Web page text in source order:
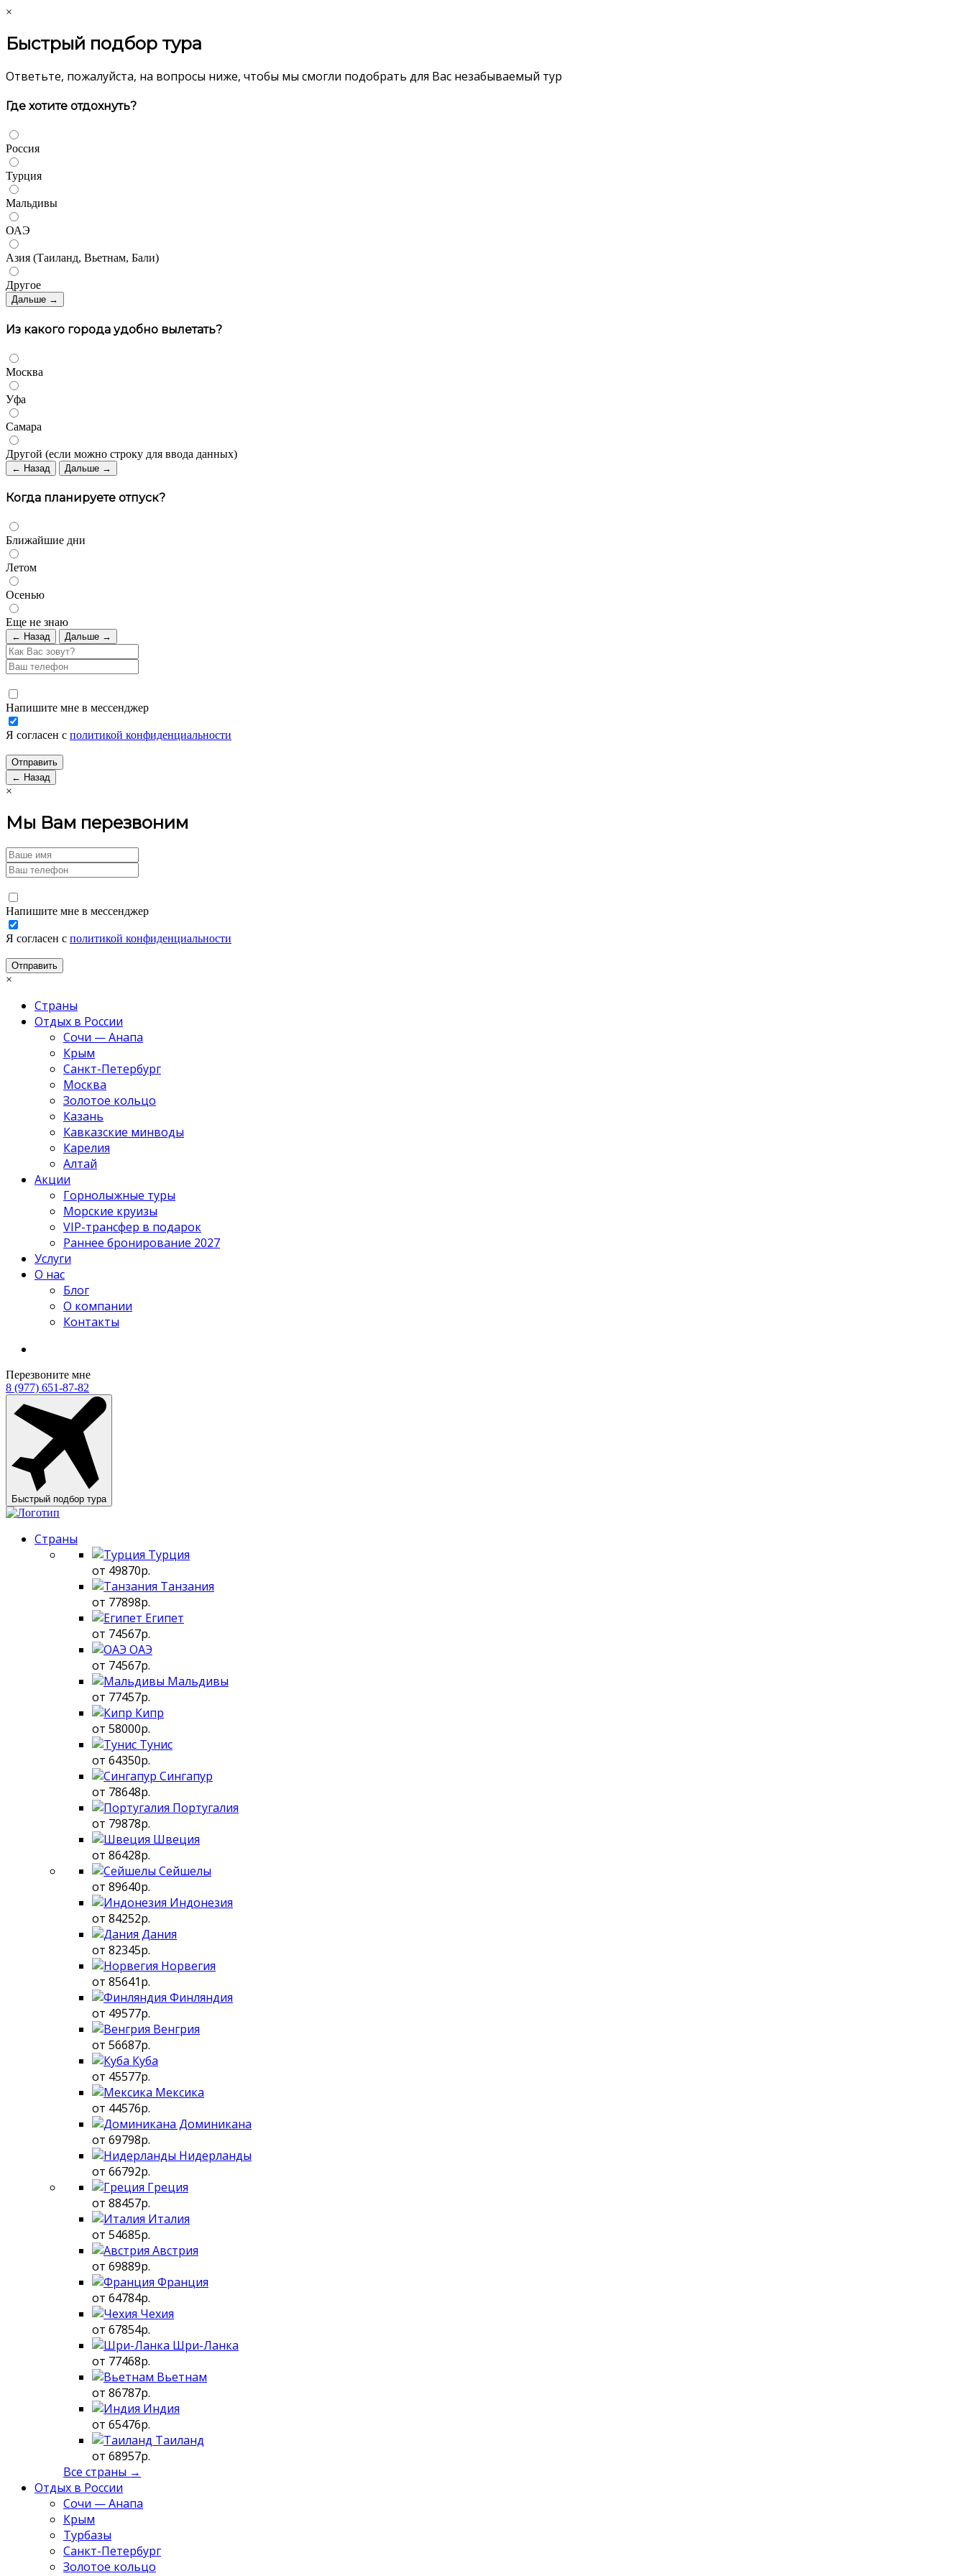
×
Быстрый подбор тура
Ответьте, пожалуйста, на вопросы ниже, чтобы мы смогли подобрать для Вас незабываемый тур
Где хотите отдохнуть?
Россия
Турция
Мальдивы
ОАЭ
Азия (Таиланд, Вьетнам, Бали)
Другое
Дальше →
Из какого города удобно вылетать?
Москва
Уфа
Самара
Другой (если можно строку для ввода данных)
← Назад Дальше →
Когда планируете отпуск?
Ближайшие дни
Летом
Осенью
Еще не знаю
← Назад Дальше →
Напишите мне в мессенджер
Я согласен с политикой конфиденциальности
← Назад
×
Мы Вам перезвоним
Напишите мне в мессенджер
Я согласен с политикой конфиденциальности
×
Страны
Отдых в России
Сочи — Анапа
Крым
Санкт-Петербург
Москва
Золотое кольцо
Казань
Кавказские минводы
Карелия
Алтай
Акции
Горнолыжные туры
Морские круизы
VIP-трансфер в подарок
Раннее бронирование 2027
Услуги
О нас
Блог
О компании
Контакты
Перезвоните мне
8 (977) 651-87-82
Быстрый подбор тура
Страны
Турция
от 49870р.
Танзания
от 77898р.
Египет
от 74567р.
ОАЭ
от 74567р.
Мальдивы
от 77457р.
Кипр
от 58000р.
Тунис
от 64350р.
Сингапур
от 78648р.
Португалия
от 79878р.
Швеция
от 86428р.
Сейшелы
от 89640р.
Индонезия
от 84252р.
Дания
от 82345р.
Норвегия
от 85641р.
Финляндия
от 49577р.
Венгрия
от 56687р.
Куба
от 45577р.
Мексика
от 44576р.
Доминикана
от 69798р.
Нидерланды
от 66792р.
Греция
от 88457р.
Италия
от 54685р.
Австрия
от 69889р.
Франция
от 64784р.
Чехия
от 67854р.
Шри-Ланка
от 77468р.
Вьетнам
от 86787р.
Индия
от 65476р.
Таиланд
от 68957р.
Все страны →
Отдых в России
Сочи — Анапа
Крым
Турбазы
Санкт-Петербург
Золотое кольцо